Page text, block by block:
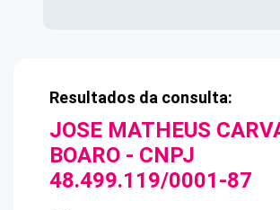
Resultados da consulta:
JOSE MATHEUS
BOARO - CNPJ
48.499.119/0001-87